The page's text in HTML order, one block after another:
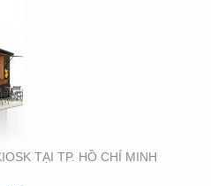
TẠI TP. HỒ CHÍ MINH